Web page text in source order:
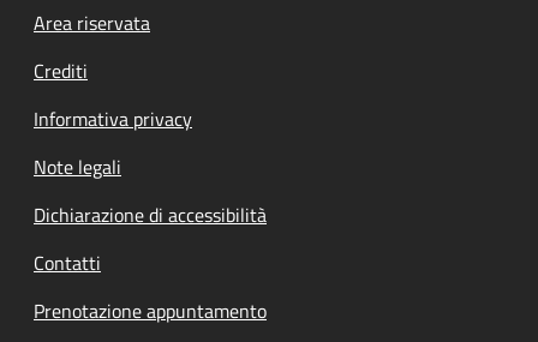
Footer menu
Area riservata
Crediti
Informativa privacy
Note legali
Dichiarazione di accessibilità
Contatti
Prenotazione appuntamento